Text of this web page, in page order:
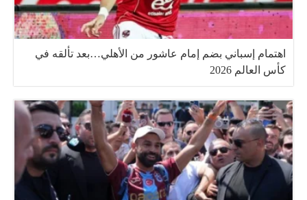
اهتمام إسباني بضم إمام عاشور من الأهلي…بعد تألقه في
كأس العالم 2026